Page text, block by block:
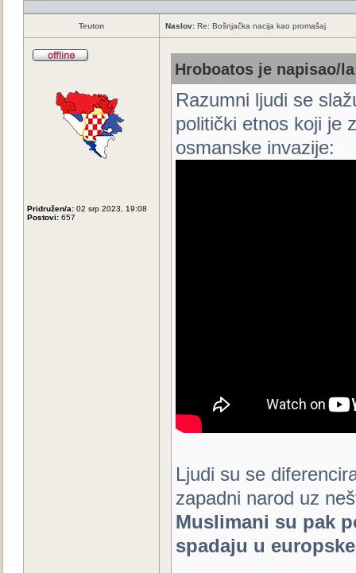
Teuton Naslov: Re: Bošnjačka nacija kao promašaj
Pridružen/a: 02 srp 2023, 19:08
Postovi: 657
Hroboatos je napisao/
Razumni ljudi se
politički etnos koji je
osmanske invazije:
Ljudi su se
zapadni narod uz
Muslimani su pak
spadaju u